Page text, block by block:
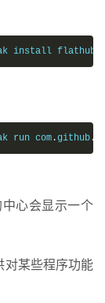
install flathub
run com .github .
心会显示一个
对某些程序功能